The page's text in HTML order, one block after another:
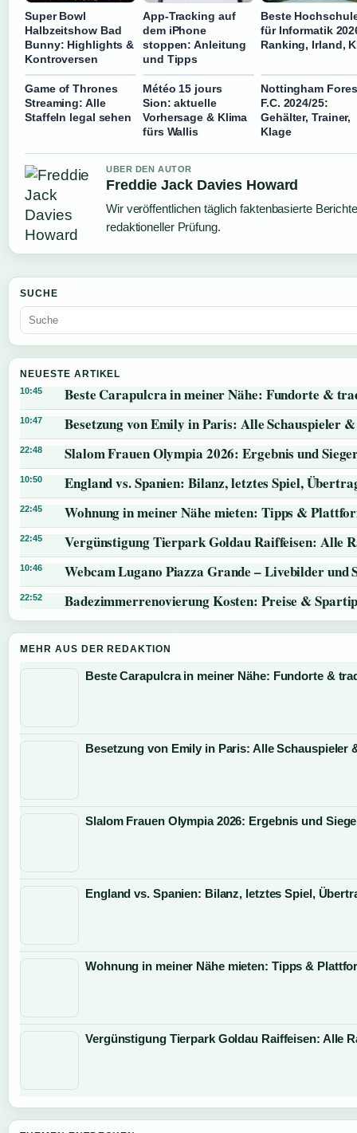
Super Bowl
Halbzeitshow Bad
Bunny: Highlights &
Kontroversen
App-Tracking auf
dem iPhone
stoppen: Anleitung
und Tipps
Beste
für Informatik
Ranking, Irland,
Game of Thrones
Streaming: Alle
Staffeln legal sehen
Météo 15 jours
Sion: aktuelle
Vorhersage & Klima
fürs Wallis
Nottingham
F.C. 2024/25:
Gehälter, Trainer,
Klage
UBER DEN AUTOR
Freddie Jack Davies Howard
Wir veröffentlichen täglich faktenbasierte
redaktioneller Prüfung.
SUCHE
NEUESTE ARTIKEL
10:45 Beste Carapulcra in meiner Nähe: Fundorte &
10:47 Besetzung von Emily in Paris: Alle Schauspieler
22:48 Slalom Frauen Olympia 2026: Ergebnis und
10:50 England vs. Spanien: Bilanz, letztes Spiel,
22:45 Wohnung in meiner Nähe mieten: Tipps &
22:45 Vergünstigung Tierpark Goldau Raiffeisen: Alle
10:46 Webcam Lugano Piazza Grande – Livebilder und
22:52 Badezimmerrenovierung Kosten: Preise &
MEHR AUS DER REDAKTION
Beste Carapulcra in meiner Nähe: Fundorte &
Besetzung von Emily in Paris: Alle Schauspieler
Slalom Frauen Olympia 2026: Ergebnis und
England vs. Spanien: Bilanz, letztes Spiel,
Wohnung in meiner Nähe mieten: Tipps &
Vergünstigung Tierpark Goldau Raiffeisen: Alle